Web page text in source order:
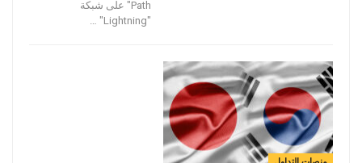
Path" على شبكة
"Lightning" …